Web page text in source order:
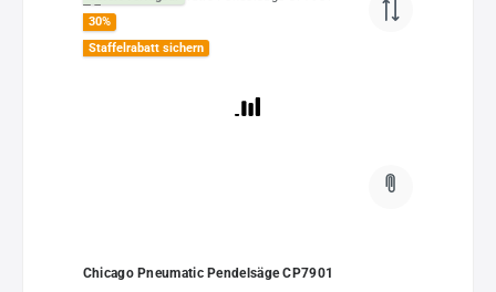
30%
Staffelrabatt sichern
Chicago Pneumatic Pendelsäge CP7901